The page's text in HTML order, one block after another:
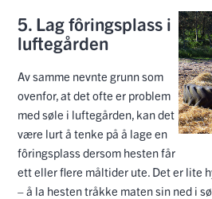
5. Lag fôringsplass i
luftegården
Av samme nevnte grunn som
ovenfor, at det ofte er problem
med søle i luftegården, kan det
være lurt å tenke på å lage en
fôringsplass dersom hesten får
ett eller flere måltider ute. Det er lite
– å la hesten tråkke maten sin ned i